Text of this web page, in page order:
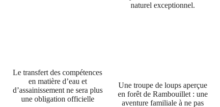
Le transfert des compétences
en matière d’eau et
d’assainissement ne sera plus
une obligation officielle
Une troupe de loups aperçue
en forêt de Rambouillet : une
aventure familiale à ne pas